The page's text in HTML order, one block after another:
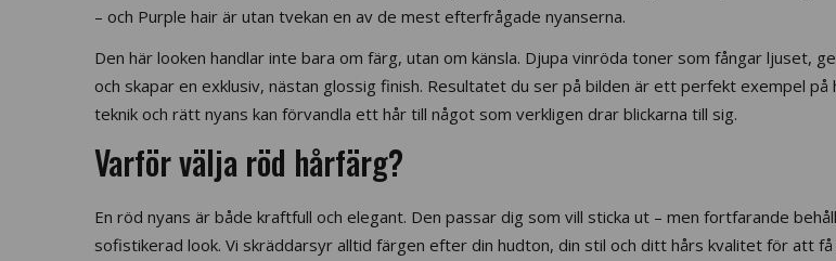
– och Purple hair är utan tvekan en av de mest efterfrågade nyanserna.
Den här looken handlar inte bara om färg, utan om känsla. Djupa vinröda toner som fångar ljuset,
och skapar en exklusiv, nästan glossig finish. Resultatet du ser på bilden är ett perfekt exempel på
teknik och rätt nyans kan förvandla ett hår till något som verkligen drar blickarna till sig.
Varför välja röd hårfärg?
En röd nyans är både kraftfull och elegant. Den passar dig som vill sticka ut – men fortfarande
sofistikerad look. Vi skräddarsyr alltid färgen efter din hudton, din stil och ditt hårs kvalitet för att